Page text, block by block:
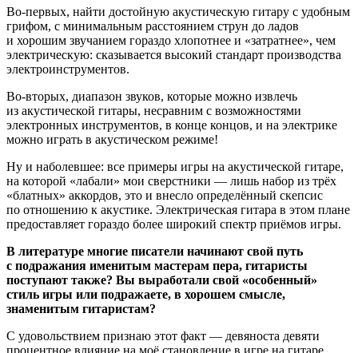
Во-первых, найти достойную акустическую гитару с удобным
грифом, с минимальным расстоянием струн до ладов
и хорошим звучанием гораздо хлопотнее и «затратнее», чем
электрическую: сказывается высокий стандарт производства
электроинструментов.
Во-вторых, диапазон звуков, которые можно извлечь
из акустической гитары, несравним с возможностями
электронных инструментов, в конце концов, и на электрике
можно играть в акустическом режиме!
Ну и наболевшее: все примеры игры на акустической гитаре,
на которой «лабали» мои сверстники — лишь набор из трёх
«блатных» аккордов, это и внесло определённый скепсис
по отношению к акустике. Электрическая гитара в этом плане
предоставляет гораздо более широкий спектр приёмов игры.
В литературе многие писатели начинают свой путь
с подражания именитым мастерам пера, гитаристы
поступают также? Вы выработали свой «особенный»
стиль игры или подражаете, в хорошем смысле,
знаменитым гитаристам?
С удовольствием признаю этот факт — девяноста девяти
процентное влияние на моё становление в игре на гитаре